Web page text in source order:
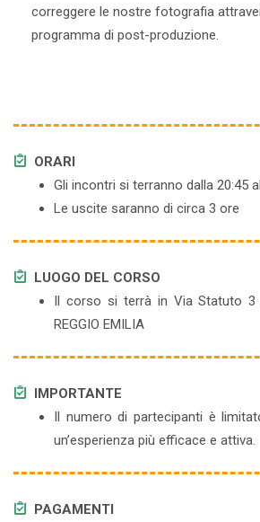
correggere le nostre fotografia
programma di post-produzione.
ORARI
Gli incontri si terranno dalla 20:45
Le uscite saranno di circa 3 ore
LUOGO DEL CORSO
Il corso si terrà in Via Statuto 3
REGGIO EMILIA
IMPORTANTE
Il numero di partecipanti è
un’esperienza più efficace e attiva.
PAGAMENTI